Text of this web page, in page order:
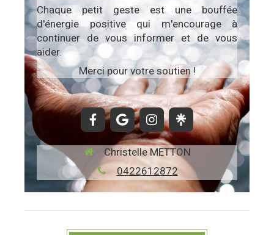
Chaque petit geste est une bouffée
d'énergie positive qui m'encourage à
continuer de vous informer et de vous
aider.
Merci pour votre soutien !
Christelle METTON
0422612872